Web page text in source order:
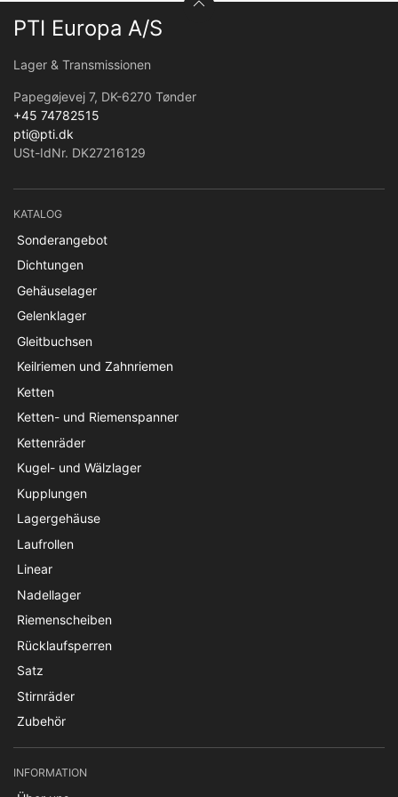
PTI Europa A/S
Lager & Transmissionen
Papegøjevej 7, DK-6270 Tønder
+45 74782515
pti@pti.dk
USt-IdNr. DK27216129
KATALOG
Sonderangebot
Dichtungen
Gehäuselager
Gelenklager
Gleitbuchsen
Keilriemen und Zahnriemen
Ketten
Ketten- und Riemenspanner
Kettenräder
Kugel- und Wälzlager
Kupplungen
Lagergehäuse
Laufrollen
Linear
Nadellager
Riemenscheiben
Rücklaufsperren
Satz
Stirnräder
Zubehör
INFORMATION